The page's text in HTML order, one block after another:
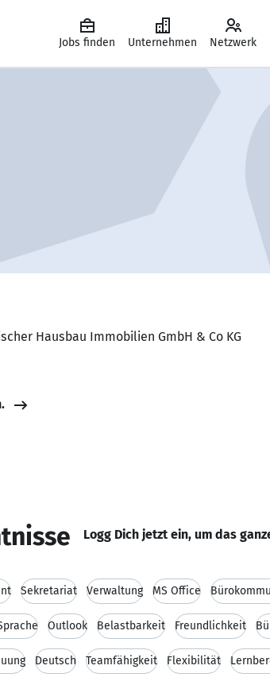
Jobs finden Unternehmen Netzwerk
Hausbau Immobilien GmbH & Co KG
Logg Dich jetzt ein, um das
Sekretariat Verwaltung MS Office
Outlook Belastbarkeit Freundlichkeit
Deutsch Teamfähigkeit Flexibilität